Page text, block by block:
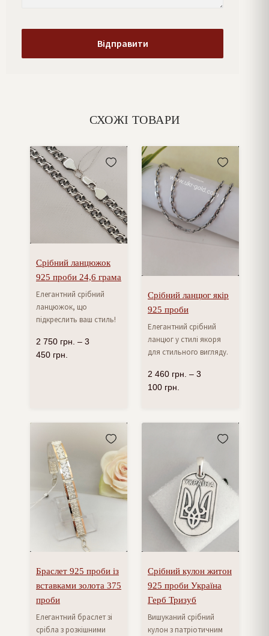
СХОЖІ ТОВАРИ
Срібний ланцюжок
925 проби 24,6 грама
Елегантний срібний
ланцюжок, що
підкреслить ваш стиль!
2 750 грн. – 3
450 грн.
Срібний ланцюг якір
925 проби
Елегантний срібний
ланцюг у стилі якоря
для стильного вигляду.
2 460 грн. – 3
100 грн.
Браслет 925 проби із
вставками золота 375
проби
Елегантний браслет зі
срібла з розкішними
Срібний кулон житон
925 проби Україна
Герб Тризуб
Вишуканий срібний
кулон з патріотичним